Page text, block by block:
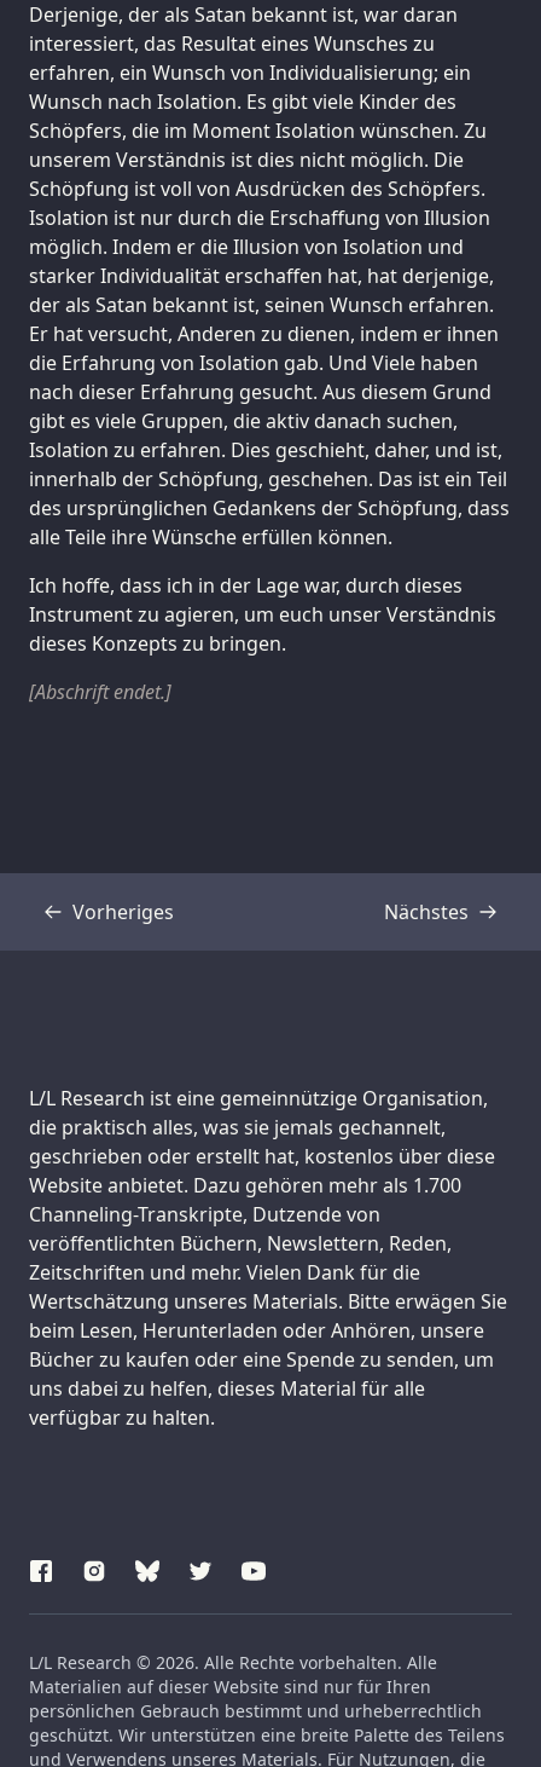
Derjenige, der als Satan bekannt ist, war daran
interessiert, das Resultat eines Wunsches zu
erfahren, ein Wunsch von Individualisierung; ein
Wunsch nach Isolation. Es gibt viele Kinder des
Schöpfers, die im Moment Isolation wünschen. Zu
unserem Verständnis ist dies nicht möglich. Die
Schöpfung ist voll von Ausdrücken des Schöpfers.
Isolation ist nur durch die Erschaffung von Illusion
möglich. Indem er die Illusion von Isolation und
starker Individualität erschaffen hat, hat derjenige,
der als Satan bekannt ist, seinen Wunsch erfahren.
Er hat versucht, Anderen zu dienen, indem er ihnen
die Erfahrung von Isolation gab. Und Viele haben
nach dieser Erfahrung gesucht. Aus diesem Grund
gibt es viele Gruppen, die aktiv danach suchen,
Isolation zu erfahren. Dies geschieht, daher, und ist,
innerhalb der Schöpfung, geschehen. Das ist ein Teil
des ursprünglichen Gedankens der Schöpfung, dass
alle Teile ihre Wünsche erfüllen können.
Ich hoffe, dass ich in der Lage war, durch dieses
Instrument zu agieren, um euch unser Verständnis
dieses Konzepts zu bringen.
[Abschrift endet.]
Vorheriges
Transkript Nächstes
Transkript
Support us:
L/L Research ist eine gemeinnützige Organisation,
die praktisch alles, was sie jemals gechannelt,
geschrieben oder erstellt hat, kostenlos über diese
Website anbietet. Dazu gehören mehr als 1.700
Channeling-Transkripte, Dutzende von
veröffentlichten Büchern, Newslettern, Reden,
Zeitschriften und mehr. Vielen Dank für die
Wertschätzung unseres Materials. Bitte erwägen Sie
beim Lesen, Herunterladen oder Anhören, unsere
Bücher zu kaufen oder eine Spende zu senden, um
uns dabei zu helfen, dieses Material für alle
verfügbar zu halten.
L/L Research © 2026. Alle Rechte vorbehalten. Alle
Materialien auf dieser Website sind nur für Ihren
persönlichen Gebrauch bestimmt und urheberrechtlich
geschützt. Wir unterstützen eine breite Palette des Teilens
und Verwendens unseres Materials. Für Nutzungen, die